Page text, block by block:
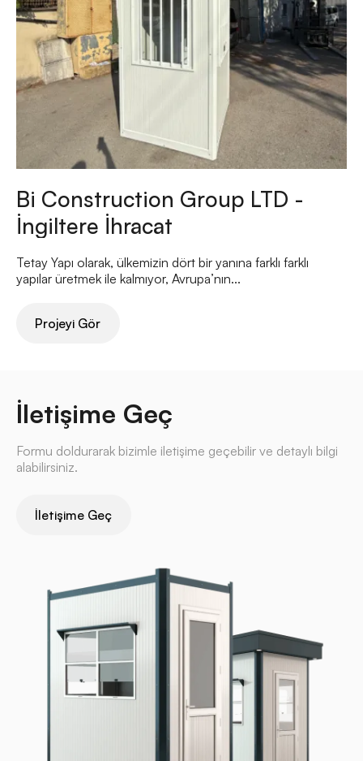
Bi Construction Group LTD -
İngiltere İhracat
Tetay Yapı olarak, ülkemizin dört bir yanına farklı farklı
yapılar üretmek ile kalmıyor, Avrupa’nın...
Projeyi Gör
İletişime Geç
Formu doldurarak bizimle iletişime geçebilir ve detaylı bilgi
alabilirsiniz.
İletişime Geç